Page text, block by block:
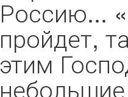
Россию...
пройдет,
этим